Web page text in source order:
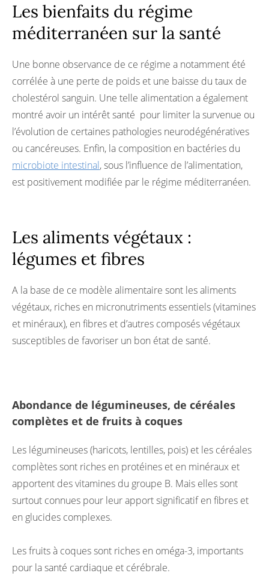
Les bienfaits du régime
méditerranéen sur la santé
Une bonne observance de ce régime a notamment été
corrélée à une perte de poids et une baisse du taux de
cholestérol sanguin. Une telle alimentation a également
montré avoir un intérêt santé pour limiter la survenue ou
l’évolution de certaines pathologies neurodégénératives
ou cancéreuses. Enfin, la composition en bactéries du
microbiote intestinal, sous l’influence de l’alimentation,
est positivement modifiée par le régime méditerranéen.
Les aliments végétaux :
légumes et fibres
A la base de ce modèle alimentaire sont les aliments
végétaux, riches en micronutriments essentiels (vitamines
et minéraux), en fibres et d’autres composés végétaux
susceptibles de favoriser un bon état de santé.
Abondance de légumineuses, de céréales
complètes et de fruits à coques
Les légumineuses (haricots, lentilles, pois) et les céréales
complètes sont riches en protéines et en minéraux et
apportent des vitamines du groupe B. Mais elles sont
surtout connues pour leur apport significatif en fibres et
en glucides complexes.
Les fruits à coques sont riches en oméga-3, importants
pour la santé cardiaque et cérébrale.